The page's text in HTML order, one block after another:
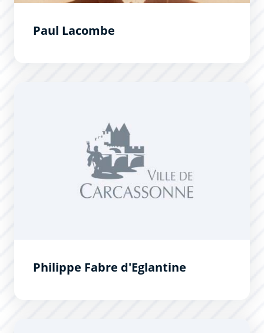
Paul Lacombe
Philippe Fabre d'Eglantine